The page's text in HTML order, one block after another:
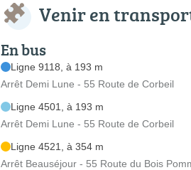
Venir en
En bus
Ligne 9118, à 193 m
Arrêt Demi Lune - 55 Route de Corbeil
Ligne 4501, à 193 m
Arrêt Demi Lune - 55 Route de Corbeil
Ligne 4521, à 354 m
Arrêt Beauséjour - 55 Route du Bois